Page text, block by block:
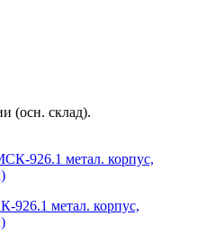
(осн. склад).
метал. корпус,